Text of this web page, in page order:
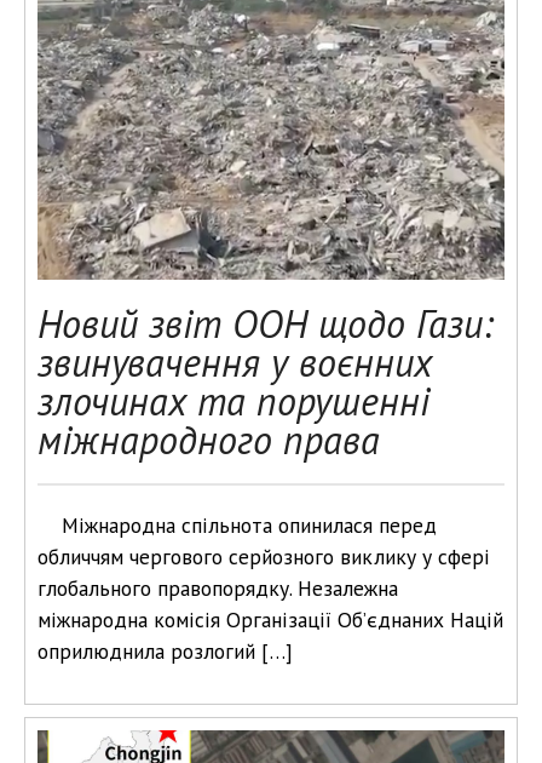
Новий звіт ООН щодо Гази:
звинувачення у воєнних
злочинах та порушенні
міжнародного права
Міжнародна спільнота опинилася перед
обличчям чергового серйозного виклику у сфері
глобального правопорядку. Незалежна
міжнародна комісія Організації Об’єднаних Націй
оприлюднила розлогий […]